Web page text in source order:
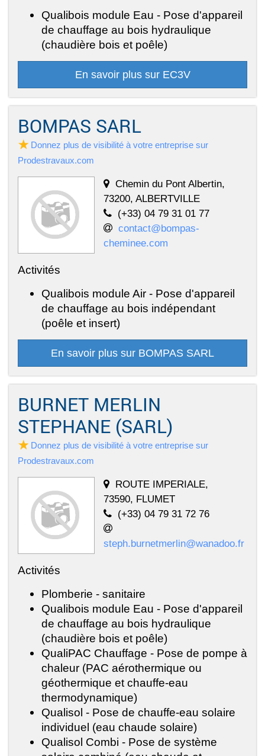
Qualibois module Eau - Pose d'appareil
de chauffage au bois hydraulique
(chaudière bois et poêle)
En savoir plus sur EC3V
BOMPAS SARL
Donnez plus de visibilité à votre entreprise sur
Prodestravaux.com
Chemin du Pont Albertin,
73200, ALBERTVILLE
(+33) 04 79 31 01 77
contact@bompas-
cheminee.com
Activités
Qualibois module Air - Pose d'appareil
de chauffage au bois indépendant
(poêle et insert)
En savoir plus sur BOMPAS SARL
BURNET MERLIN
STEPHANE (SARL)
Donnez plus de visibilité à votre entreprise sur
Prodestravaux.com
ROUTE IMPERIALE,
73590, FLUMET
(+33) 04 79 31 72 76
steph.burnetmerlin@wanadoo.fr
Activités
Plomberie - sanitaire
Qualibois module Eau - Pose d'appareil
de chauffage au bois hydraulique
(chaudière bois et poêle)
QualiPAC Chauffage - Pose de pompe à
chaleur (PAC aérothermique ou
géothermique et chauffe-eau
thermodynamique)
Qualisol - Pose de chauffe-eau solaire
individuel (eau chaude solaire)
Qualisol Combi - Pose de système